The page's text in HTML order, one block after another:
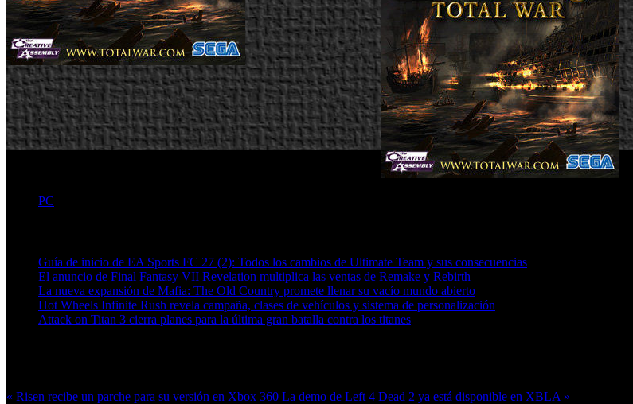
PC
Guía de inicio de EA Sports FC 27 (2): Todos los cambios de Ultimate Team y sus consecuencias
El anuncio de Final Fantasy VII Revelation multiplica las ventas de Remake y Rebirth
La nueva expansión de Mafia: The Old Country promete llenar su vacío mundo abierto
Hot Wheels Infinite Rush revela campaña, clases de vehículos y sistema de personalización
Attack on Titan 3 cierra planes para la última gran batalla contra los titanes
« Risen recibe un parche para su versión en Xbox 360 La demo de Left 4 Dead 2 ya está disponible en XBLA »